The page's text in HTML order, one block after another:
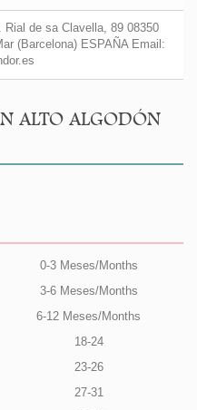
Rial de sa Clavella, 89 08350
(Barcelona) ESPAÑA Email:
ALTO ALGODÓN
0-3 Meses/Months
3-6 Meses/Months
6-12 Meses/Months
18-24
23-26
27-31